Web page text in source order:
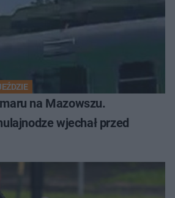
na Mazowszu.
wjechał przed